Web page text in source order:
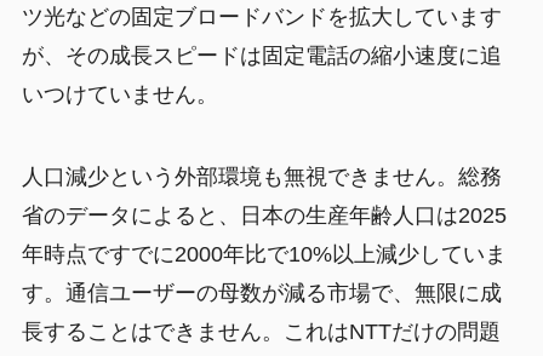
ツ光などの固定ブロードバンドを拡大しています
が、その成長スピードは固定電話の縮小速度に追
いつけていません。
人口減少という外部環境も無視できません。総務
省のデータによると、日本の生産年齢人口は2025
年時点ですでに2000年比で10%以上減少していま
す。通信ユーザーの母数が減る市場で、無限に成
長することはできません。これはNTTだけの問題